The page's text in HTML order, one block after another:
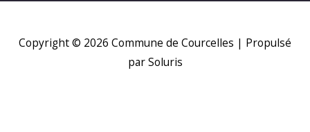
Copyright © 2026 Commune de Courcelles | Propulsé
par Soluris